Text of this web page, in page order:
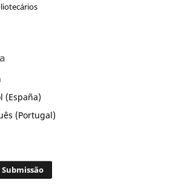
(España)
(Portugal)